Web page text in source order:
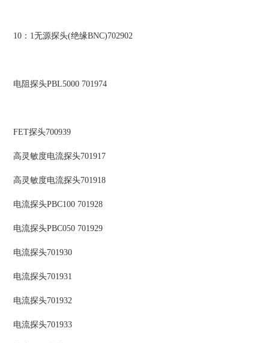
10：1无源探头(绝缘BNC)702902
电阻探头PBL5000 701974
FET探头700939
高灵敏度电流探头701917
高灵敏度电流探头701918
电流探头PBC100 701928
电流探头PBC050 701929
电流探头701930
电流探头701931
电流探头701932
电流探头701933